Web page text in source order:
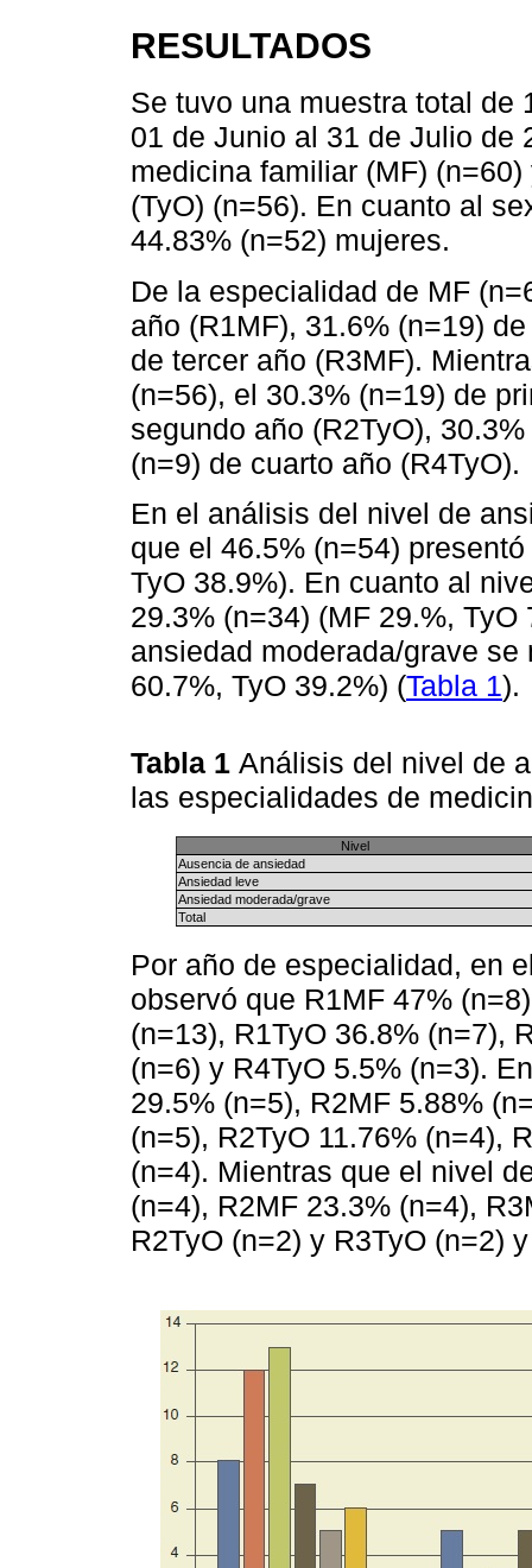
RESULTADOS
Se tuvo una muestra total de
01 de Junio al 31 de Julio de
medicina familiar (MF)
(TyO) (n=56). En cuanto al
44.83% (n=52) mujeres.
De la especialidad de MF
año (R1MF), 31.6% (n=19)
de tercer año (R3MF).
(n=56), el 30.3% (n=19) de
segundo año (R2TyO),
(n=9) de cuarto año (R4TyO).
En el análisis del nivel de
que el 46.5% (n=54)
TyO 38.9%). En cuanto al
29.3% (n=34) (MF 29.%,
ansiedad moderada/grave
60.7%, TyO 39.2%) (Tabla 1).
Tabla 1 Análisis del nivel de
las especialidades de
Nivel
Ausencia de ansiedad
Ansiedad leve
Ansiedad moderada/grave
Total
Por año de especialidad, en
observó que R1MF 47%
(n=13), R1TyO 36.8% (n=7),
(n=6) y R4TyO 5.5% (n=3).
29.5% (n=5), R2MF 5.88%
(n=5), R2TyO 11.76% (n=4),
(n=4). Mientras que el nivel
(n=4), R2MF 23.3% (n=4),
R2TyO (n=2) y R3TyO (n=2)